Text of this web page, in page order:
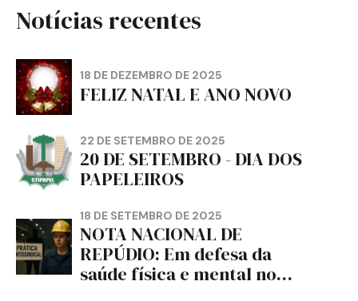
Notícias recentes
18 DE DEZEMBRO DE 2025
FELIZ NATAL E ANO NOVO
22 DE SETEMBRO DE 2025
20 DE SETEMBRO - DIA DOS
PAPELEIROS
18 DE SETEMBRO DE 2025
NOTA NACIONAL DE
REPÚDIO: Em defesa da
saúde física e mental no